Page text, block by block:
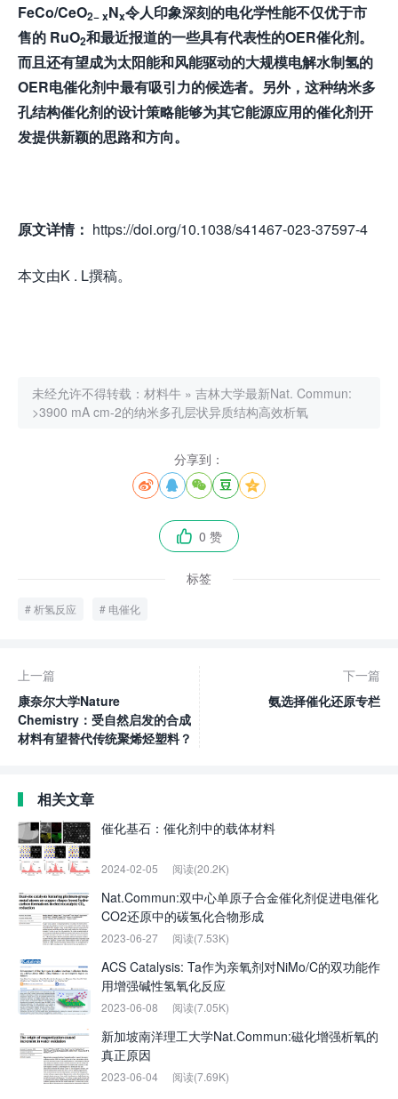
FeCo/CeO2− xNx令人印象深刻的电化学性能不仅优于市
售的 RuO2和最近报道的一些具有代表性的OER催化剂。
而且还有望成为太阳能和风能驱动的大规模电解水制氢的
OER电催化剂中最有吸引力的候选者。另外，这种纳米多
孔结构催化剂的设计策略能够为其它能源应用的催化剂开
发提供新颖的思路和方向。
原文详情： https://doi.org/10.1038/s41467-023-37597-4
本文由K . L撰稿。
未经允许不得转载： 材料牛 » 吉林大学最新Nat. Commun:
>3900 mA cm-2的纳米多孔层状异质结构高效析氧
分享到：
    
 0 赞
标签
析氢反应 电催化
上一篇
康奈尔大学Nature
Chemistry：受自然启发的合成
材料有望替代传统聚烯烃塑料？
下一篇
氨选择催化还原专栏
相关文章
催化基石：催化剂中的载体材料
2024-02-05 阅读(20.2K)
Nat.Commun:双中心单原子合金催化剂促进电催化
CO2还原中的碳氢化合物形成
2023-06-27 阅读(7.53K)
ACS Catalysis: Ta作为亲氧剂对NiMo/C的双功能作
用增强碱性氢氧化反应
2023-06-08 阅读(7.05K)
新加坡南洋理工大学Nat.Commun:磁化增强析氧的
真正原因
2023-06-04 阅读(7.69K)